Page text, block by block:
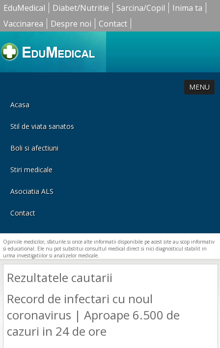
EduMedical Diabet/Nutritie Sarcina/Copil
Inima ta
Vaccinarea
Despre noi Contact
MENU
Acasa
Stil de viata sanatos
Boli si afectiuni
Stiri medicale
Asociatia ALS
Contact
Opiniile medicilor, sfaturile si orice alte informatii disponibile pe acest site au scop informativ
si educational. Ele nu pot substitui consultul medical direct si nici diagnosticul stabilit in
urma investigatiilor si analizelor medicale.
Rezultatele cautarii
Record de infectari cu noul
coronavirus | Aproape 6.500 de
cazuri in 24 de ore